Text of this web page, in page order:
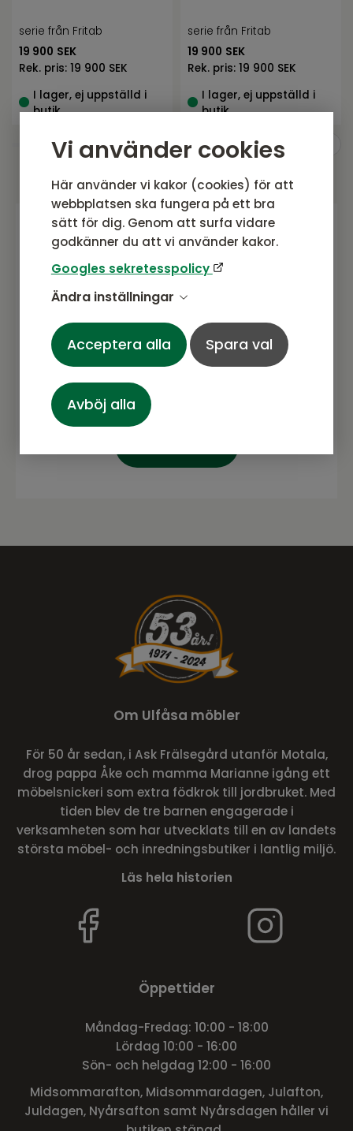
Vi använder cookies
Här använder vi kakor (cookies) för att
webbplatsen ska fungera på ett bra
sätt för dig. Genom att surfa vidare
godkänner du att vi använder kakor.
Googles sekretesspolicy
Ändra inställningar
Acceptera alla Spara val
Avböj alla
serie från Fritab
19 900 SEK
Rek. pris: 19 900 SEK
I lager, ej uppställd i
butik
serie från Fritab
19 900 SEK
Rek. pris: 19 900 SEK
I lager, ej uppställd i
butik
Gå med i vårt nyhetsbrev
Prenumerera gärna på vårt nyhetsbrev.
Här kommer vi dela senaste nytt om
spännande.
Om Ulfåsa möbler
För 50 år sedan, i Ask Frälsegård utanför Motala,
drog pappa Åke och mamma Marianne igång ett
möbelsnickeri som extra födkrok till jordbruket. Med
tiden blev de tre barnen engagerade i
verksamheten som har utvecklats till en av landets
största möbel- och inredningsbutiker i lantlig miljö.
Läs hela historien
Öppettider
Måndag-Fredag: 10:00 - 18:00
Lördag 10:00 - 16:00
Sön- och helgdag 12:00 - 16:00
Midsommarafton, Midsommardagen, Julafton,
Juldagen, Nyårsafton samt Nyårsdagen håller vi